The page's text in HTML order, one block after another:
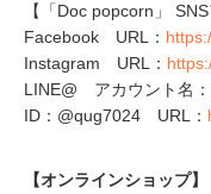
【「Doc popcorn」
Facebook URL：
Instagram URL：
LINE@ アカウント名
ID：@qug7024 URL：
【オンラインショップ】